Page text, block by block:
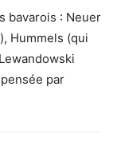
bavarois : Neuer
Hummels (qui
par